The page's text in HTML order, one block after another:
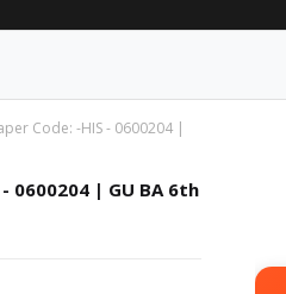
Code: -HIS - 0600204 |
0600204 | GU BA 6th